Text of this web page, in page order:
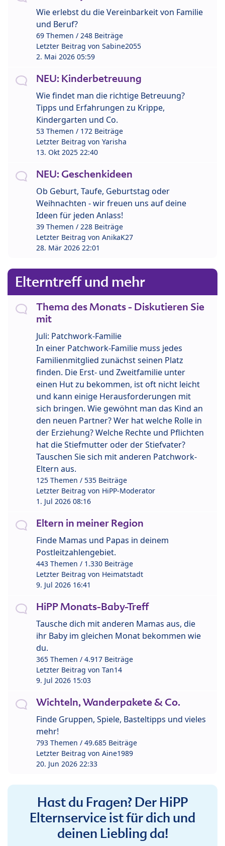
Wie erlebst du die Vereinbarkeit von Familie
und Beruf?
69 Themen / 248 Beiträge
Letzter Beitrag von Sabine2055
2. Mai 2026 05:59
NEU: Kinderbetreuung
Wie findet man die richtige Betreuung?
Tipps und Erfahrungen zu Krippe,
Kindergarten und Co.
53 Themen / 172 Beiträge
Letzter Beitrag von Yarisha
13. Okt 2025 22:40
NEU: Geschenkideen
Ob Geburt, Taufe, Geburtstag oder
Weihnachten - wir freuen uns auf deine
Ideen für jeden Anlass!
39 Themen / 228 Beiträge
Letzter Beitrag von AnikaK27
28. Mär 2026 22:01
Elterntreff und mehr
Thema des Monats - Diskutieren Sie
mit
Juli: Patchwork-Familie
In einer Patchwork-Familie muss jedes
Familienmitglied zunächst seinen Platz
finden. Die Erst- und Zweitfamilie unter
einen Hut zu bekommen, ist oft nicht leicht
und kann einige Herausforderungen mit
sich bringen. Wie gewöhnt man das Kind an
den neuen Partner? Wer hat welche Rolle in
der Erziehung? Welche Rechte und Pflichten
hat die Stiefmutter oder der Stiefvater?
Tauschen Sie sich mit anderen Patchwork-
Eltern aus.
125 Themen / 535 Beiträge
Letzter Beitrag von HiPP-Moderator
1. Jul 2026 08:16
Eltern in meiner Region
Finde Mamas und Papas in deinem
Postleitzahlengebiet.
443 Themen / 1.330 Beiträge
Letzter Beitrag von Heimatstadt
9. Jul 2026 16:41
HiPP Monats-Baby-Treff
Tausche dich mit anderen Mamas aus, die
ihr Baby im gleichen Monat bekommen wie
du.
365 Themen / 4.917 Beiträge
Letzter Beitrag von Tan14
9. Jul 2026 15:03
Wichteln, Wanderpakete & Co.
Finde Gruppen, Spiele, Basteltipps und vieles
mehr!
793 Themen / 49.685 Beiträge
Letzter Beitrag von Aine1989
20. Jun 2026 22:33
Hast du Fragen? Der HiPP
Elternservice ist für dich und
deinen Liebling da!